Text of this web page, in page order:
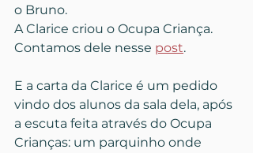
o Bruno.
A Clarice criou o Ocupa Criança.
Contamos dele nesse post.
E a carta da Clarice é um pedido
vindo dos alunos da sala dela, após
a escuta feita através do Ocupa
Crianças: um parquinho onde